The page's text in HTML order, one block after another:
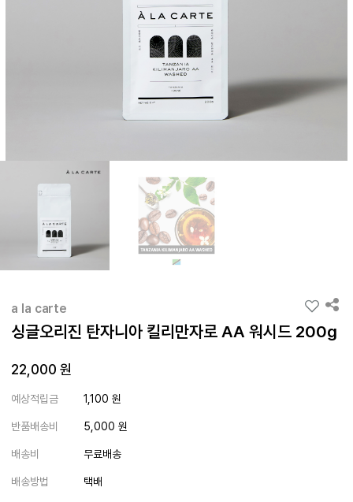
a la carte
싱글오리진 탄자니아 킬리만자로 AA 워시드 200g
22,000 원
예상적립금 1,100 원
반품배송비 5,000 원
배송비 무료배송
배송방법 택배